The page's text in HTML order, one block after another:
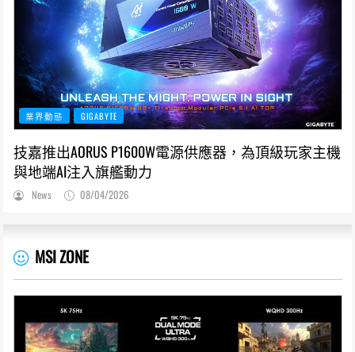
業界動態 GIGABYTE
技嘉推出AORUS P1600W電源供應器，為頂級玩家主機
與地端AI注入旗艦動力
News 08/04/2026
MSI ZONE